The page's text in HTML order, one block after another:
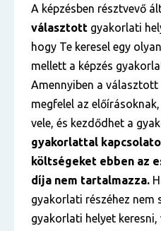
A képzésben résztvevő
választott gyakorlati
hogy Te keresel egy
mellett a képzés
Amennyiben a választott
megfelel az
vele, és kezdődhet a
gyakorlattal
költségeket ebben az
díja nem tartalmazza.
gyakorlati részéhez nem
gyakorlati helyet keresni,